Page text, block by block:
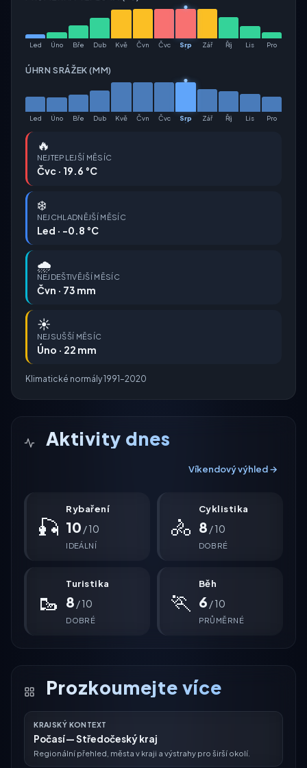
Led Úno Bře Dub Kvě Čvn Čvc Srp Zář Říj Lis Pro
ÚHRN SRÁŽEK (MM)
Led Úno Bře Dub Kvě Čvn Čvc Srp Zář Říj Lis Pro
🔥
NEJTEPLEJŠÍ MĚSÍC
Čvc · 19.6 °C
❄️
NEJCHLADNĚJŠÍ MĚSÍC
Led · -0.8 °C
🌧️
NEJDEŠTIVĚJŠÍ MĚSÍC
Čvn · 73 mm
☀️
NEJSUŠŠÍ MĚSÍC
Úno · 22 mm
Klimatické normály 1991–2020
Aktivity dnes
Víkendový výhled →
🎣
Rybaření
10 / 10
IDEÁLNÍ
🚴
Cyklistika
8 / 10
DOBRÉ
🥾
Turistika
8 / 10
DOBRÉ
🏃
Běh
6 / 10
PRŮMĚRNÉ
Prozkoumejte více
KRAJSKÝ KONTEXT
Počasí — Středočeský kraj
Regionální přehled, města v kraji a výstrahy pro širší okolí.